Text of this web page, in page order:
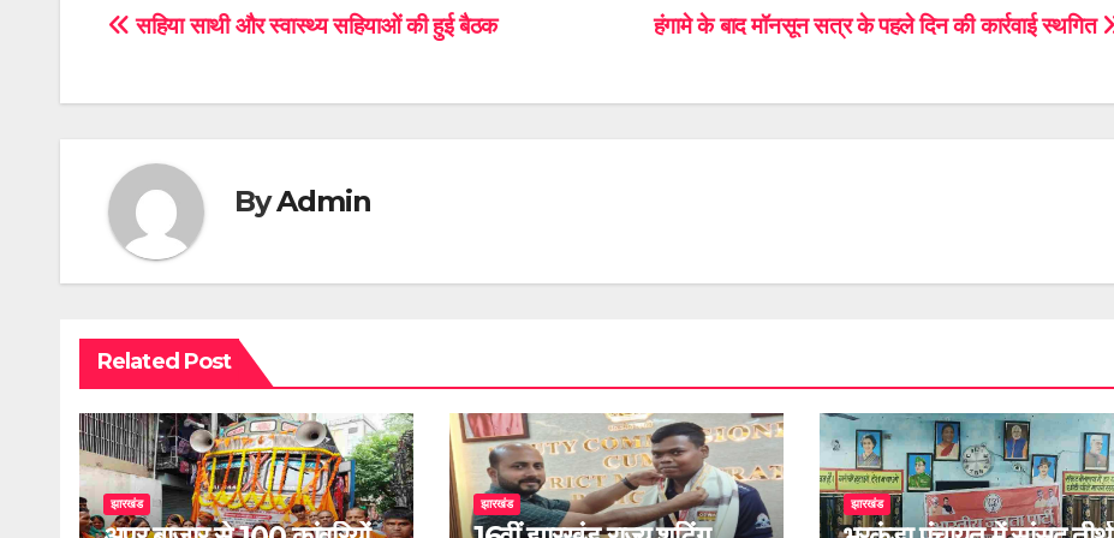
Post
हंगामे के बाद मॉनसून सत्र के पहले दिन की कार्रवाई स्थगित
सहिया साथी और स्वास्थ्य सहियाओं की हुई बैठक
ByAdmin
Related Post
झारखंड झारखंड झारखंड